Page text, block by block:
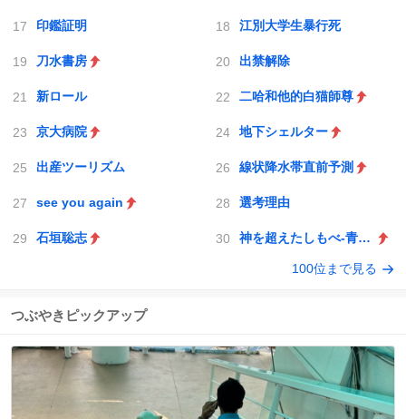
印鑑証明 江別大学生暴行死
刀水書房 出禁解除
新ロール 二哈和他的白猫師尊
京大病院 地下シェルター
出産ツーリズム 線状降水帯直前予測
see you again 選考理由
石垣聡志 神を超えたしもべ-青眼の究極竜
100位まで見る
つぶやきピックアップ